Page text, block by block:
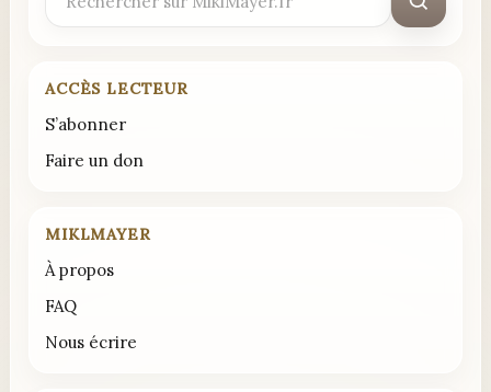
ACCÈS LECTEUR
S’abonner
Faire un don
MIKLMAYER
À propos
FAQ
Nous écrire